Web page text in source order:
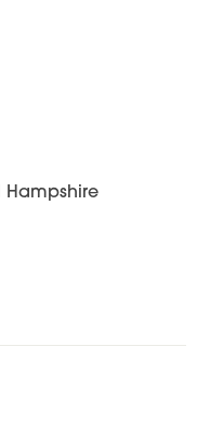
Hampshire